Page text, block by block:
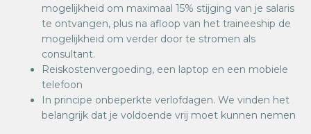
mogelijkheid om maximaal 15% stijging van je salaris
te ontvangen, plus na afloop van het traineeship de
mogelijkheid om verder door te stromen als
consultant.
Reiskostenvergoeding, een laptop en een mobiele
telefoon
In principe onbeperkte verlofdagen. We vinden het
belangrijk dat je voldoende vrij moet kunnen nemen